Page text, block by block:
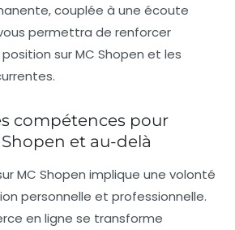
couplée à une écoute
permettra de renforcer
sur MC Shopen et les
compétences pour
et au-delà
MC Shopen implique une volonté
personnelle et professionnelle.
en ligne se transforme